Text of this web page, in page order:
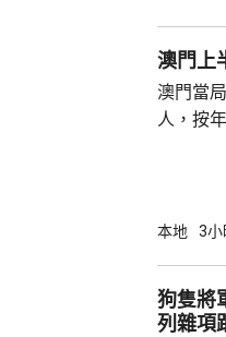
澳門上
澳門當
人，按
方面，
471人，
本地 3小
狗隻將
列雜項